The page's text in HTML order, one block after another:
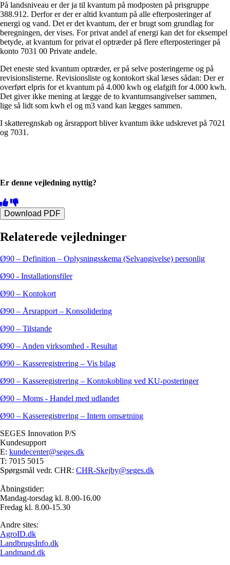
På landsniveau er der ja til kvantum på modposten på prisgruppe
388.912. Derfor er der er altid kvantum på alle efterposteringer af
energi og vand. Det er det kvantum, der er brugt som grundlag for
beregningen, der vises. For privat andel af energi kan det for eksempel
betyde, at kvantum for privat el optræder på flere efterposteringer på
konto 7031 00 Private andele.
Det eneste sted kvantum optræder, er på selve posteringerne og på
revisionslisterne. Revisionsliste og kontokort skal læses sådan: Der er
overført elpris for et kvantum på 4.000 kwh og elafgift for 4.000 kwh.
Det giver ikke mening at lægge de to kvantumsangivelser sammen,
lige så lidt som kwh el og m3 vand kan lægges sammen.
I skatteregnskab og årsrapport bliver kvantum ikke udskrevet på 7021
og 7031.
Er denne vejledning nyttig?
Download PDF
Relaterede vejledninger
Ø90 – Definition – Oplysningsskema (Selvangivelse) personlig
Ø90 - Installationsfiler
Ø90 – Kontokort
Ø90 – Årsrapport – Konsolidering
Ø90 – Tilstande
Ø90 – Anden virksomhed - Resultat
Ø90 – Kasseregistrering – Vis bilag
Ø90 – Kasseregistrering – Kontokobling ved KU-posteringer
Ø90 – Moms - Handel med udlandet
Ø90 – Kasseregistrering – Intern omsætning
SEGES Innovation P/S
Kundesupport
E: kundecenter@seges.dk
T: 7015 5015
Spørgsmål vedr. CHR: CHR-Skejby@seges.dk
Åbningstider:
Mandag-torsdag kl. 8.00-16.00
Fredag kl. 8.00-15.30
Andre sites:
AgroID.dk
LandbrugsInfo.dk
Landmand.dk